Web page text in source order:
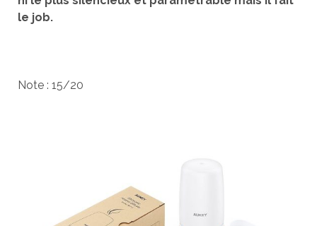
le job.
Note : 15/20